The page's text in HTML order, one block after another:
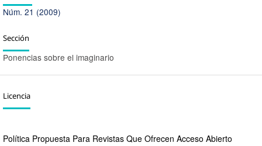
Núm. 21 (2009)
Sección
Ponencias sobre el imaginario
Licencia
Política Propuesta Para Revistas Que Ofrecen Acceso Abierto